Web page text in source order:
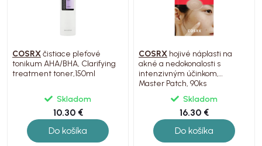
COSRXčistiace pleťové
tonikum AHA/BHA, Clarifying
treatment toner,150ml
Skladom
10.30 €
Do košíka
COSRX hojivé náplasti na
akné a nedokonalosti s
intenzivným účinkom,
Master Patch, 90ks
Skladom
16.30 €
Do košíka